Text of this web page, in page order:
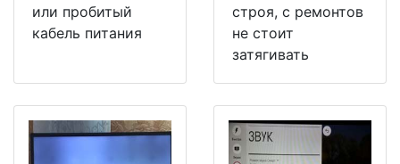
или пробитый
кабель питания
строя, с ремонтов
не стоит
затягивать